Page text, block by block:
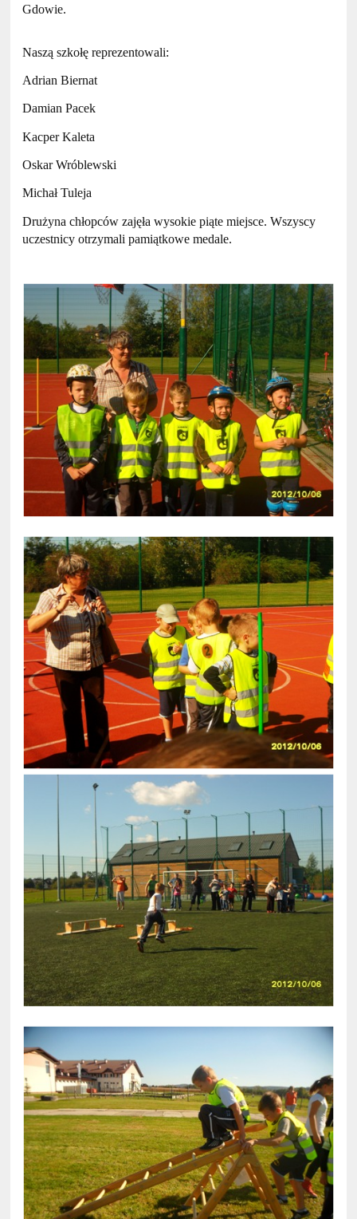
Gdowie.
Naszą szkołę reprezentowali:
Adrian Biernat
Damian Pacek
Kacper Kaleta
Oskar Wróblewski
Michał Tuleja
Drużyna chłopców zajęła wysokie piąte miejsce. Wszyscy
uczestnicy otrzymali pamiątkowe medale.